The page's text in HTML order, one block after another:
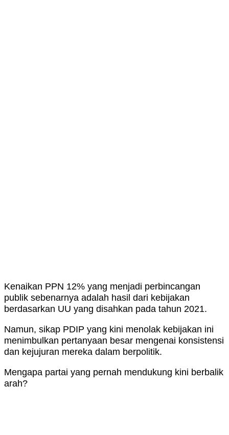
Kenaikan PPN 12% yang menjadi perbincangan
publik sebenarnya adalah hasil dari kebijakan
berdasarkan UU yang disahkan pada tahun 2021.
Namun, sikap PDIP yang kini menolak kebijakan ini
menimbulkan pertanyaan besar mengenai konsistensi
dan kejujuran mereka dalam berpolitik.
Mengapa partai yang pernah mendukung kini berbalik
arah?